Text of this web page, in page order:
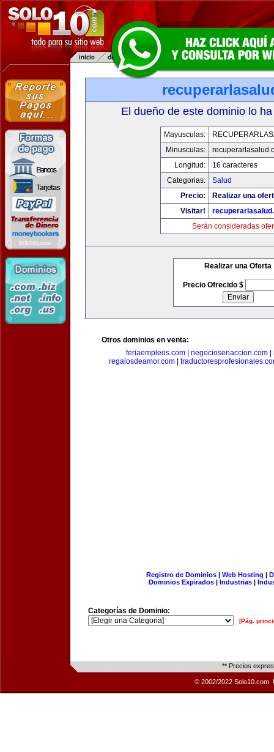
El dueño de este dominio lo
Mayusculas:
Minusculas:
Longitud:
16 caracteres
Categorias:
Salud
Precio:
Realizar una
Visitar!
Serán consideradas
Realizar una Oferta
Precio Ofrecido $
Otros dominios en venta:
feriaempleos.com
negociosenaccion.com
regalosdeamor.com
Registro de Dominios| Web Hosting |
Dominios Expirados | Industrias |
Categorías de Dominio:
[Pág.
** Precios
© 2002/2022 Solo10.com